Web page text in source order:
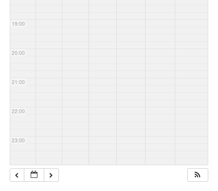
19:00
20:00
21:00
22:00
23:00